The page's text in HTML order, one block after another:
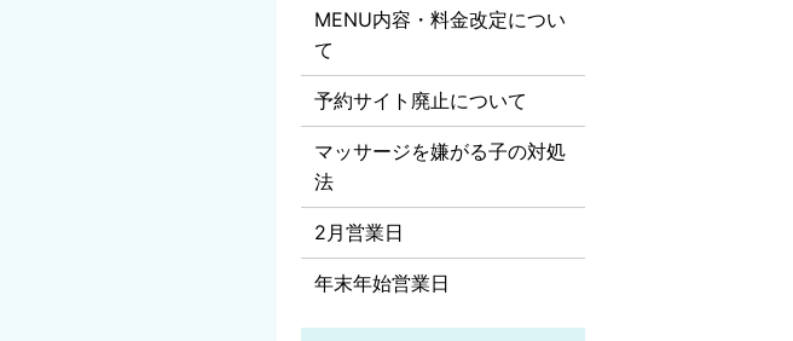
MENU内容・料金改定につい
て
予約サイト廃止について
マッサージを嫌がる子の対処
法
2月営業日
年末年始営業日